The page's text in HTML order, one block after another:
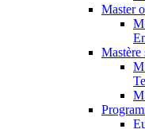
Master
Mastère